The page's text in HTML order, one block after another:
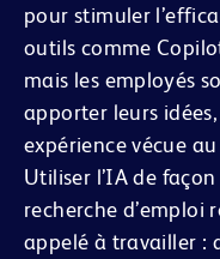
pour stimuler
outils comme
mais les employés
apporter leurs
expérience vécue
Utiliser l’IA de
recherche d’emploi
appelé à travailler :